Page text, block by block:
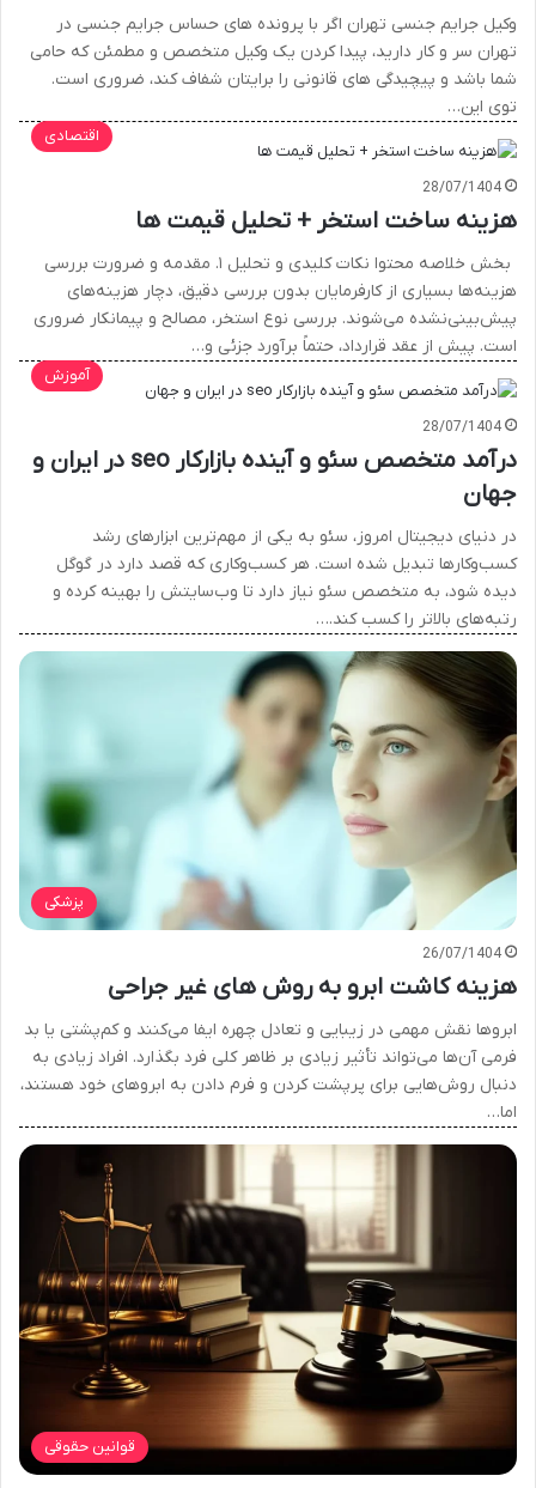
وکیل جرایم جنسی تهران اگر با پرونده های حساس جرایم جنسی در
تهران سر و کار دارید، پیدا کردن یک وکیل متخصص و مطمئن که حامی
شما باشد و پیچیدگی های قانونی را برایتان شفاف کند، ضروری است.
توی این…
اقتصادی
28/07/1404
هزینه ساخت استخر + تحلیل قیمت ها
بخش خلاصه محتوا نکات کلیدی و تحلیل ۱. مقدمه و ضرورت بررسی
هزینه‌ها بسیاری از کارفرمایان بدون بررسی دقیق، دچار هزینه‌های
پیش‌بینی‌نشده می‌شوند. بررسی نوع استخر، مصالح و پیمانکار ضروری
است. پیش از عقد قرارداد، حتماً برآورد جزئی و…
آموزش
28/07/1404
درآمد متخصص سئو و آینده بازارکار seo در ایران و
جهان
در دنیای دیجیتال امروز، سئو به یکی از مهم‌ترین ابزارهای رشد
کسب‌وکارها تبدیل شده است. هر کسب‌وکاری که قصد دارد در گوگل
دیده شود، به متخصص سئو نیاز دارد تا وب‌سایتش را بهینه کرده و
رتبه‌های بالاتر را کسب کند.…
پزشکی
26/07/1404
هزینه کاشت ابرو به روش های غیر جراحی
ابروها نقش مهمی در زیبایی و تعادل چهره ایفا می‌کنند و کم‌پشتی یا بد
فرمی آن‌ها می‌تواند تأثیر زیادی بر ظاهر کلی فرد بگذارد. افراد زیادی به
دنبال روش‌هایی برای پرپشت کردن و فرم دادن به ابروهای خود هستند،
اما…
قوانین حقوقی